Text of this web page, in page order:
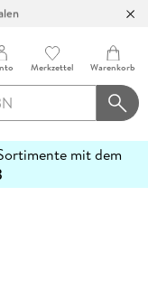
Merkzettel Warenkorb
mit dem